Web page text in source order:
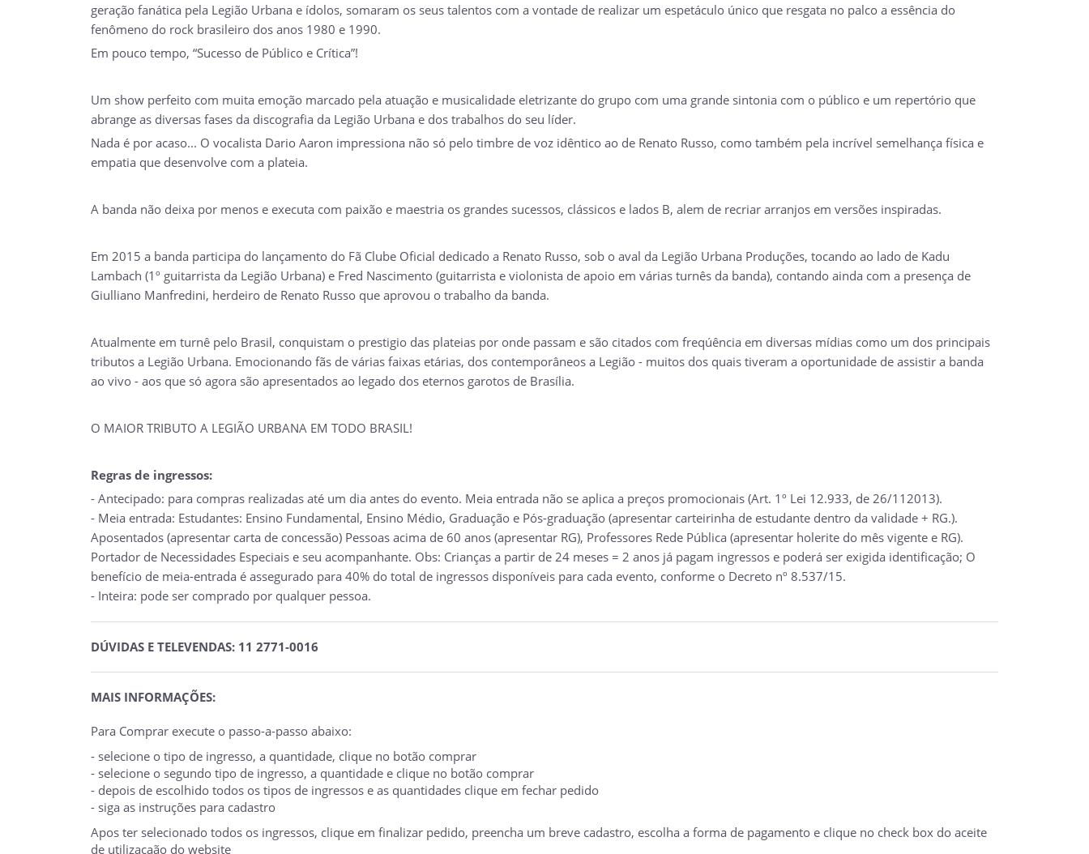
geração fanática pela Legião Urbana e ídolos, somaram os seus talentos com a vontade de realizar um espetáculo único que resgata no palco a essência do
fenômeno do rock brasileiro dos anos 1980 e 1990.
Em pouco tempo, “Sucesso de Público e Crítica”!
Um show perfeito com muita emoção marcado pela atuação e musicalidade eletrizante do grupo com uma grande sintonia com o público e um repertório que
abrange as diversas fases da discografia da Legião Urbana e dos trabalhos do seu líder.
Nada é por acaso... O vocalista Dario Aaron impressiona não só pelo timbre de voz idêntico ao de Renato Russo, como também pela incrível semelhança física e
empatia que desenvolve com a plateia.
A banda não deixa por menos e executa com paixão e maestria os grandes sucessos, clássicos e lados B, alem de recriar arranjos em versões inspiradas.
Em 2015 a banda participa do lançamento do Fã Clube Oficial dedicado a Renato Russo, sob o aval da Legião Urbana Produções, tocando ao lado de Kadu
Lambach (1º guitarrista da Legião Urbana) e Fred Nascimento (guitarrista e violonista de apoio em várias turnês da banda), contando ainda com a presença de
Giulliano Manfredini, herdeiro de Renato Russo que aprovou o trabalho da banda.
Atualmente em turnê pelo Brasil, conquistam o prestigio das plateias por onde passam e são citados com freqúência em diversas mídias como um dos principais
tributos a Legião Urbana. Emocionando fãs de várias faixas etárias, dos contemporâneos a Legião - muitos dos quais tiveram a oportunidade de assistir a banda
ao vivo - aos que só agora são apresentados ao legado dos eternos garotos de Brasília.
O MAIOR TRIBUTO A LEGIÃO URBANA EM TODO BRASIL!
Regras de ingressos:
- Antecipado: para compras realizadas até um dia antes do evento. Meia entrada não se aplica a preços promocionais (Art. 1º Lei 12.933, de 26/112013).
- Meia entrada: Estudantes: Ensino Fundamental, Ensino Médio, Graduação e Pós-graduação (apresentar carteirinha de estudante dentro da validade + RG.).
Aposentados (apresentar carta de concessão) Pessoas acima de 60 anos (apresentar RG), Professores Rede Pública (apresentar holerite do mês vigente e RG).
Portador de Necessidades Especiais e seu acompanhante. Obs: Crianças a partir de 24 meses = 2 anos já pagam ingressos e poderá ser exigida identificação; O
benefício de meia-entrada é assegurado para 40% do total de ingressos disponíveis para cada evento, conforme o Decreto nº 8.537/15.
- Inteira: pode ser comprado por qualquer pessoa.
DÚVIDAS E TELEVENDAS: 11 2771-0016
MAIS INFORMAÇÕES:
Para Comprar execute o passo-a-passo abaixo:
- selecione o tipo de ingresso, a quantidade, clique no botão comprar
- selecione o segundo tipo de ingresso, a quantidade e clique no botão comprar
- depois de escolhido todos os tipos de ingressos e as quantidades clique em fechar pedido
- siga as instruções para cadastro
Apos ter selecionado todos os ingressos, clique em finalizar pedido, preencha um breve cadastro, escolha a forma de pagamento e clique no check box do aceite
de utilizaçaão do website